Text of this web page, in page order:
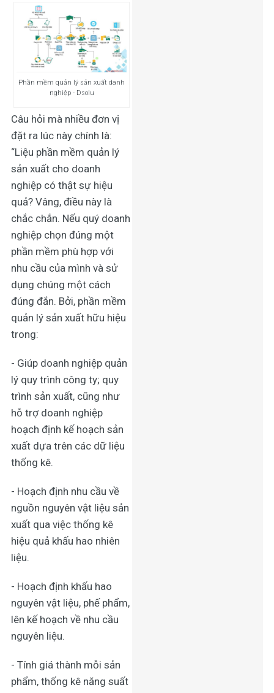
Phần mềm quản lý sản xuất danh
nghiệp - Dsolu
Câu hỏi mà nhiều đơn vị
đặt ra lúc này chính là:
“Liệu phần mềm quản lý
sản xuất cho doanh
nghiệp có thật sự hiệu
quả? Vâng, điều này là
chắc chắn. Nếu quý doanh
nghiệp chọn đúng một
phần mềm phù hợp với
nhu cầu của mình và sử
dụng chúng một cách
đúng đắn. Bởi, phần mềm
quản lý sản xuất hữu hiệu
trong:
- Giúp doanh nghiệp quản
lý quy trình công ty; quy
trình sản xuất, cũng như
hỗ trợ doanh nghiệp
hoạch định kế hoạch sản
xuất dựa trên các dữ liệu
thống kê.
- Hoạch định nhu cầu về
nguồn nguyên vật liệu sản
xuất qua việc thống kê
hiệu quả khấu hao nhiên
liệu.
- Hoạch định khấu hao
nguyên vật liệu, phế phẩm,
lên kế hoạch về nhu cầu
nguyên liệu.
- Tính giá thành mỗi sản
phẩm, thống kê năng suất